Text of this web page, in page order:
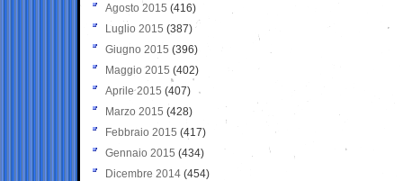
Agosto 2015 (416)
Luglio 2015 (387)
Giugno 2015 (396)
Maggio 2015 (402)
Aprile 2015 (407)
Marzo 2015 (428)
Febbraio 2015 (417)
Gennaio 2015 (434)
Dicembre 2014 (454)